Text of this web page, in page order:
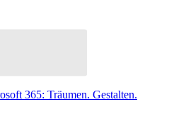
365: Träumen. Gestalten.